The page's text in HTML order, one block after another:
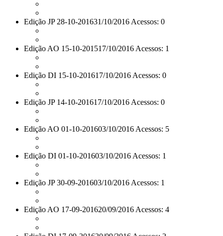
Edição JP 28-10-201631/10/2016 Acessos: 0
Edição AO 15-10-201517/10/2016 Acessos: 1
Edição DI 15-10-201617/10/2016 Acessos: 0
Edição JP 14-10-201617/10/2016 Acessos: 0
Edição AO 01-10-201603/10/2016 Acessos: 5
Edição DI 01-10-201603/10/2016 Acessos: 1
Edição JP 30-09-201603/10/2016 Acessos: 1
Edição AO 17-09-201620/09/2016 Acessos: 4